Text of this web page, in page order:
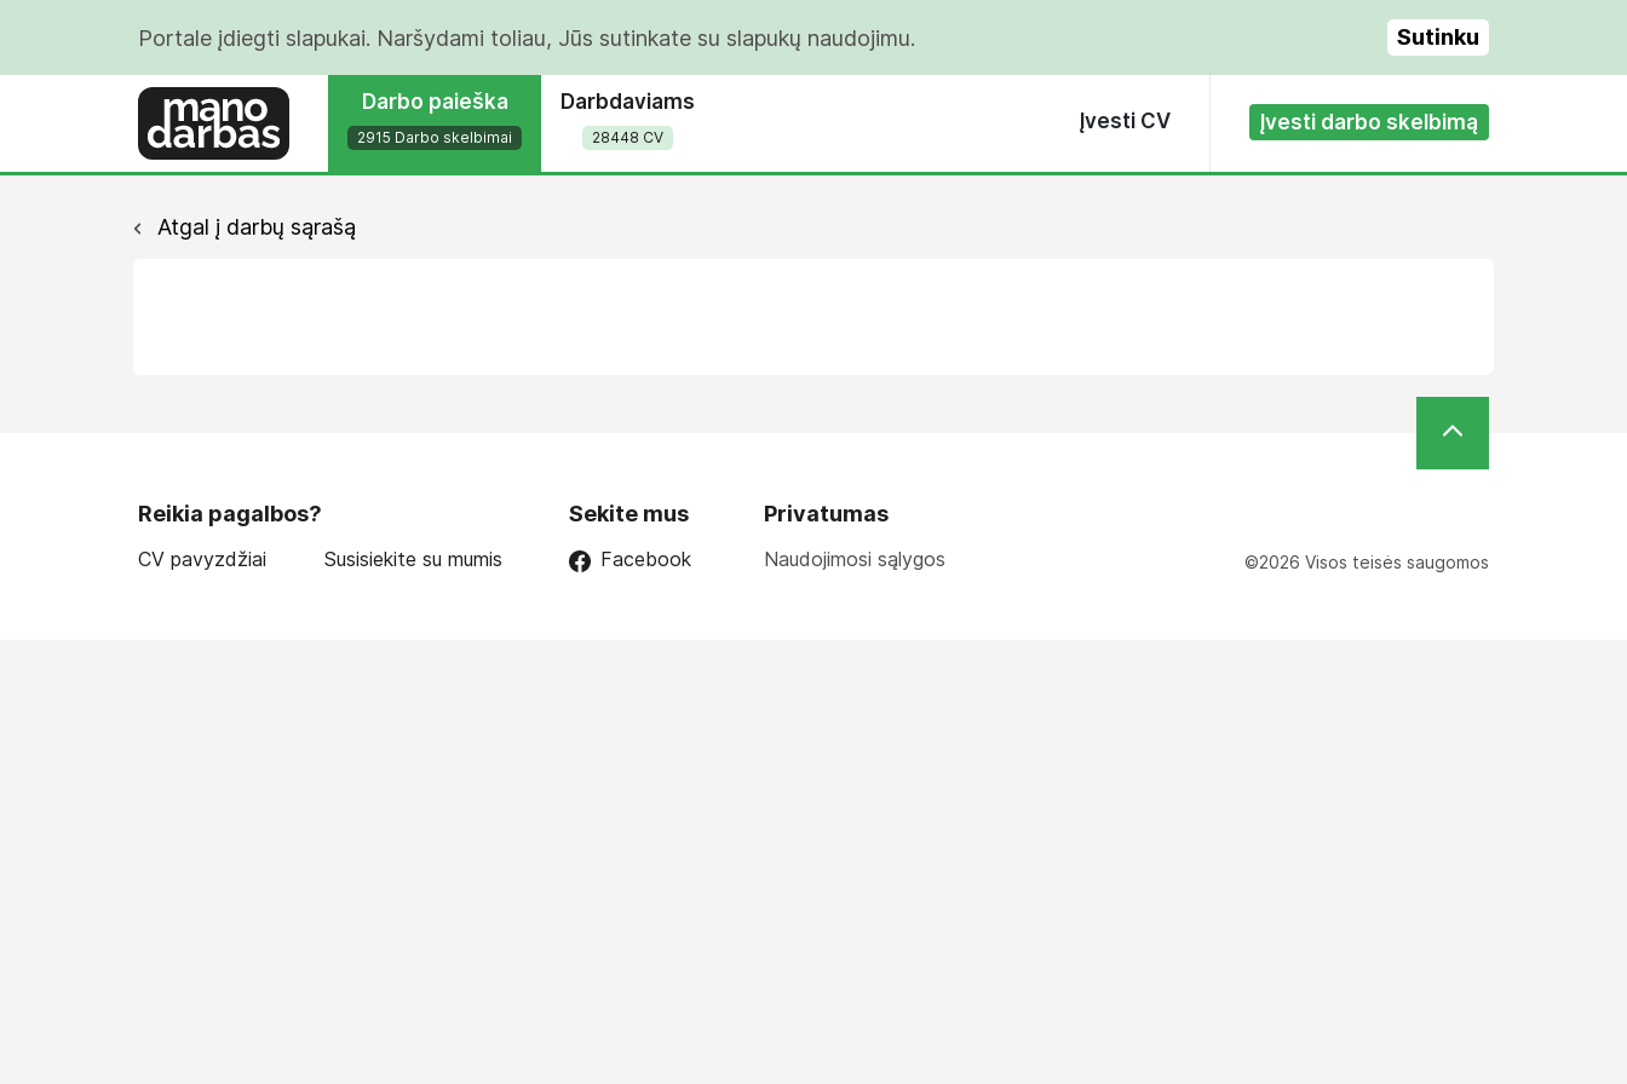
Portale įdiegti slapukai. Naršydami toliau, Jūs sutinkate su slapukų naudojimu. Sutinku
Darbo paieška
2915 Darbo skelbimai
Darbdaviams
28448 CV
Įvesti CV Įvesti darbo skelbimą
Atgal į darbų sąrašą
Reikia pagalbos?
CV pavyzdžiai Susisiekite su mumis
Sekite mus
Facebook
Privatumas
Naudojimosi sąlygos ©2026 Visos teisės saugomos